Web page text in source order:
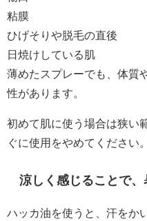
粘膜
ひげそりや脱毛の直後
日焼けしている肌
薄めたスプレーでも、体質
性があります。
初めて肌に使う場合は狭い
ぐに使用をやめてください。
涼しく感じることで
ハッカ油を使うと、汗をか